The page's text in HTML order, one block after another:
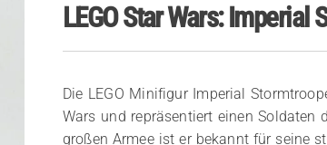
LEGO Star Wars:
Die LEGO Minifigur Imperial
Wars und repräsentiert einen Soldaten
großen Armee ist er bekannt für seine